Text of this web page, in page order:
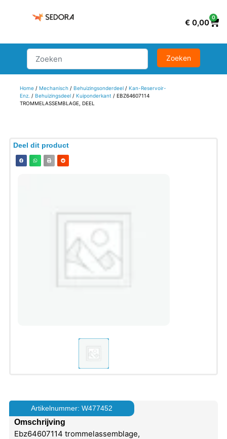
€ 0,00
0
Home/ Mechanisch/ Behuizingsonderdeel/ Kan-Reservoir-
Enz. / Behuizingsdeel/ Kuiponderkant / EBZ64607114
TROMMELASSEMBLAGE, DEEL
Deel dit product
Artikelnummer: W477452
Omschrijving
Ebz64607114 trommelassemblage,